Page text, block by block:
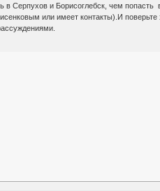
и Борисоглебск, чем попасть
или имеет контакты).И